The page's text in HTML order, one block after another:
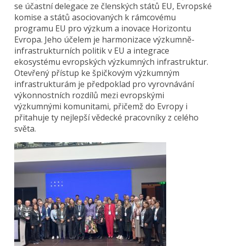
se účastní delegace ze členských států EU, Evropské
komise a států asociovaných k rámcovému
programu EU pro výzkum a inovace Horizontu
Evropa. Jeho účelem je harmonizace výzkumně-
infrastrukturních politik v EU a integrace
ekosystému evropských výzkumných infrastruktur.
Otevřený přístup ke špičkovým výzkumným
infrastrukturám je předpoklad pro vyrovnávání
výkonnostních rozdílů mezi evropskými
výzkumnými komunitami, přičemž do Evropy i
přitahuje ty nejlepší vědecké pracovníky z celého
světa.